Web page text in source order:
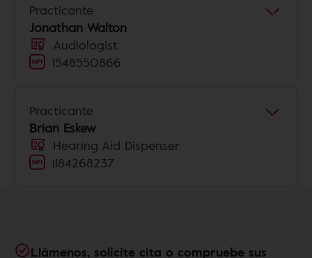
Practicante
Jonathan Walton
Audiologist
1548550866
Practicante
Brian Eskew
Hearing Aid Dispenser
1184268237
Llámenos, solicite cita o compruebe sus